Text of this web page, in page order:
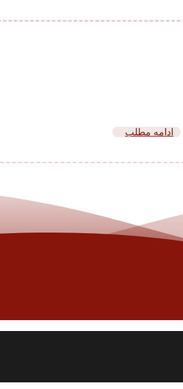
ادامه مطلب